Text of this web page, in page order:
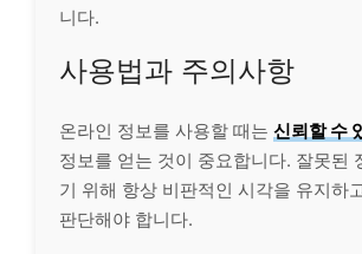
니다.
사용법과 주의사항
온라인 정보를 사용할 때는 신뢰할 수
정보를 얻는 것이 중요합니다. 잘못된
기 위해 항상 비판적인 시각을 유지하
판단해야 합니다.